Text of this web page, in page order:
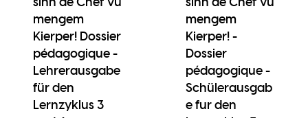
mengem
Kierper! Dossier
pédagogique -
Lehrerausgabe
für den
Lernzyklus 3
mengem
Kierper! -
Dossier
pédagogique -
Schülerausgab
e fur den